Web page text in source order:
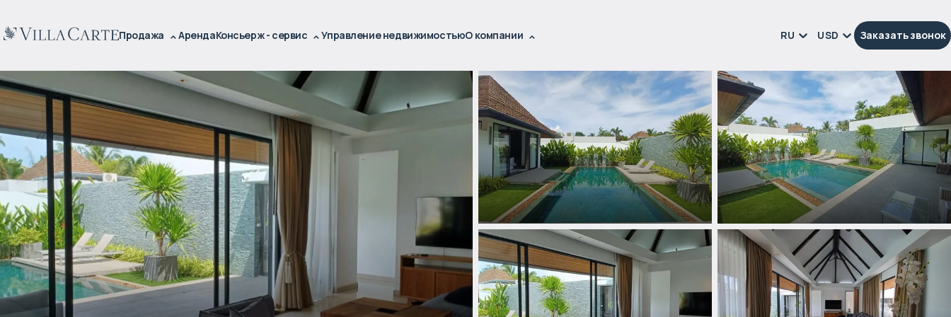
Продажа АрендаКонсьерж - сервис Управление недвижимостьюО компании RU USD Заказать звонок